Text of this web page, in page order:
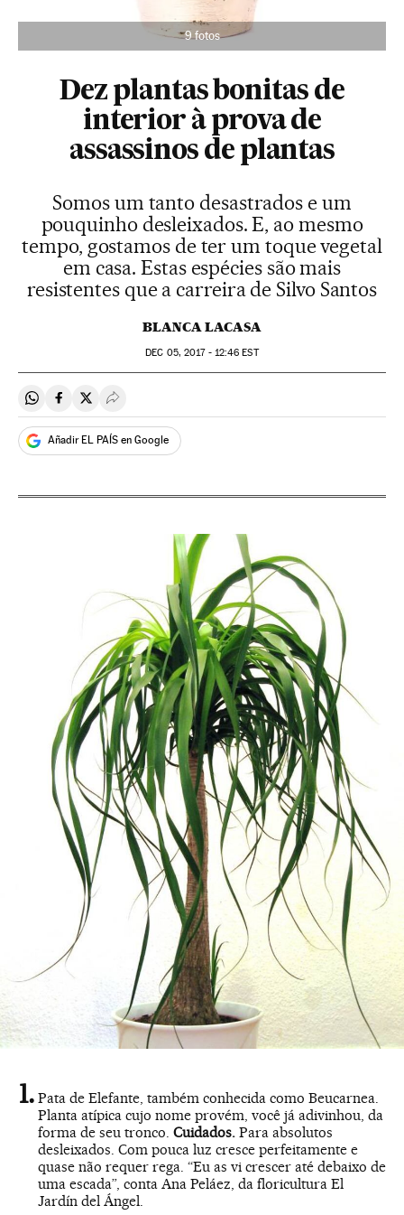
9 fotos
Dez plantas bonitas de
interior à prova de
assassinos de plantas
Somos um tanto desastrados e um
pouquinho desleixados. E, ao mesmo
tempo, gostamos de ter um toque vegetal
em casa. Estas espécies são mais
resistentes que a carreira de Silvo Santos
BLANCA LACASA
DEC 05, 2017 - 12:46 EST
Compartir en Whatsapp
Compartir en Facebook
Compartir en Twitter
Desplegar Redes Sociales
Añadir EL PAÍS en Google
Pata de Elefante, também conhecida como Beucarnea.
Planta atípica cujo nome provém, você já adivinhou, da
forma de seu tronco. Cuidados. Para absolutos
desleixados. Com pouca luz cresce perfeitamente e
quase não requer rega. “Eu as vi crescer até debaixo de
uma escada”, conta Ana Peláez, da floricultura El
Jardín del Ángel.